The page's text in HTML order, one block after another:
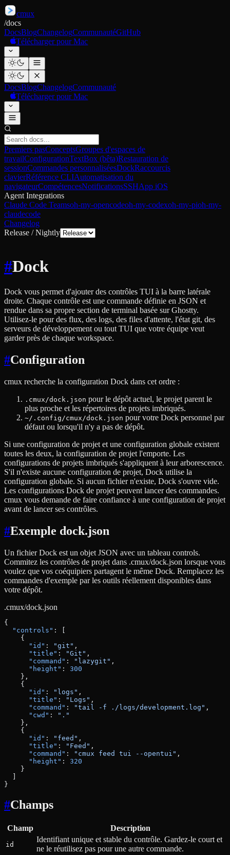
cmux
/docs
DocsBlogChangelogCommunautéGitHub
Télécharger pour Mac
DocsBlogChangelogCommunauté
Télécharger pour Mac
Premiers pasConceptsGroupes d'espaces de
travailConfigurationTextBox (bêta)Restauration de
sessionCommandes personnaliséesDockRaccourcis
clavierRéférence CLIAutomatisation du
navigateurCompétencesNotificationsSSHApp iOS
Agent Integrations
Claude Code Teamsoh-my-opencodeoh-my-codexoh-my-pioh-my-
claudecode
Changelog
Release / Nightly
#Dock
Dock vous permet d'ajouter des contrôles TUI à la barre latérale
droite. Chaque contrôle est une commande définie en JSON et
rendue dans sa propre section de terminal basée sur Ghostty.
Utilisez-le pour des flux, des logs, des files d'attente, l'état git, des
serveurs de développement ou tout TUI que votre équipe veut
garder près de chaque workspace.
#Configuration
cmux recherche la configuration Dock dans cet ordre :
.cmux/dock.json pour le dépôt actuel, le projet parent le
plus proche et les répertoires de projets imbriqués.
~/.config/cmux/dock.json pour votre Dock personnel par
défaut ou lorsqu'il n'y a pas de dépôt.
Si une configuration de projet et une configuration globale existent
toutes les deux, la configuration de projet l'emporte. Les
configurations de projets imbriqués s'appliquent à leur arborescence.
S'il n'existe aucune configuration de projet, Dock utilise la
configuration globale. Si aucun fichier n'existe, Dock s'ouvre vide.
Les configurations Dock de projet peuvent lancer des commandes.
cmux vous demande de faire confiance à une configuration de projet
avant de lancer ses contrôles.
#Exemple dock.json
Un fichier Dock est un objet JSON avec un tableau controls.
Commitez les contrôles de projet dans .cmux/dock.json lorsque vous
voulez que vos coéquipiers partagent le même Dock. Remplacez les
commandes d'exemple par les outils réellement disponibles dans
votre dépôt.
.cmux/dock.json
{
  "controls"
: [
    {
      "id"
: "git" ,
      "title"
: "Git" ,
      "command"
: "lazygit" ,
      "height"
: 300
    },
    {
      "id"
: "logs" ,
      "title"
: "Logs" ,
      "command"
: "tail -f ./logs/development.log" ,
      "cwd"
:
"."
    },
    {
      "id"
: "feed" ,
      "title"
: "Feed" ,
      "command"
: "cmux feed tui --opentui" ,
      "height"
: 320
    }
  ]
}
#Champs
Champ Description
id
Identifiant unique et stable du contrôle. Gardez-le court et
ne le réutilisez pas pour une autre commande.